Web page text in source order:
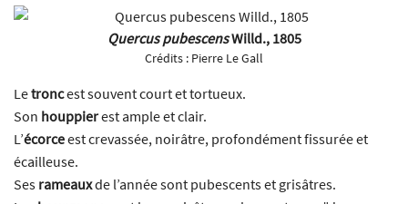
Quercus pubescensWilld., 1805
Crédits : Pierre Le Gall
Letroncest souvent court et tortueux.
Son houppierest ample et clair.
L’écorceest crevassée, noirâtre, profondément fissurée et
écailleuse.
Ses rameauxde l’année sont pubescents et grisâtres.